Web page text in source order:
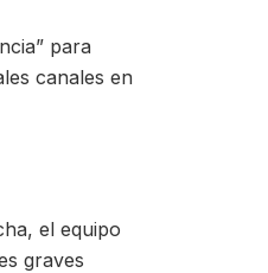
para
canales en
el equipo
graves